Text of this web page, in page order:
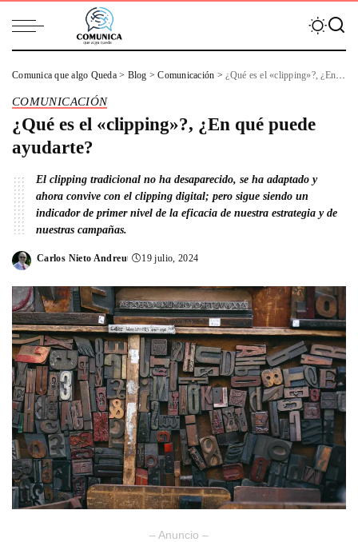
Comunica que algo Queda> Blog >Comunicación >¿Qué es el «clipping»?, ¿En qué puede ayudarte?
COMUNICACIÓN
¿Qué es el «clipping»?, ¿En qué puede
ayudarte?
El clipping tradicional no ha desaparecido, se ha adaptado y
ahora convive con el clipping digital; pero sigue siendo un
indicador de primer nivel de la eficacia de nuestra estrategia y de
nuestras campañas.
Posted
Carlos Nieto Andreu 19 julio, 2024
– Anuncio –